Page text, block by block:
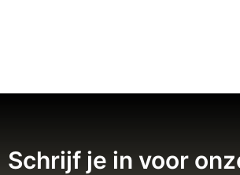
Schrijf je in voor